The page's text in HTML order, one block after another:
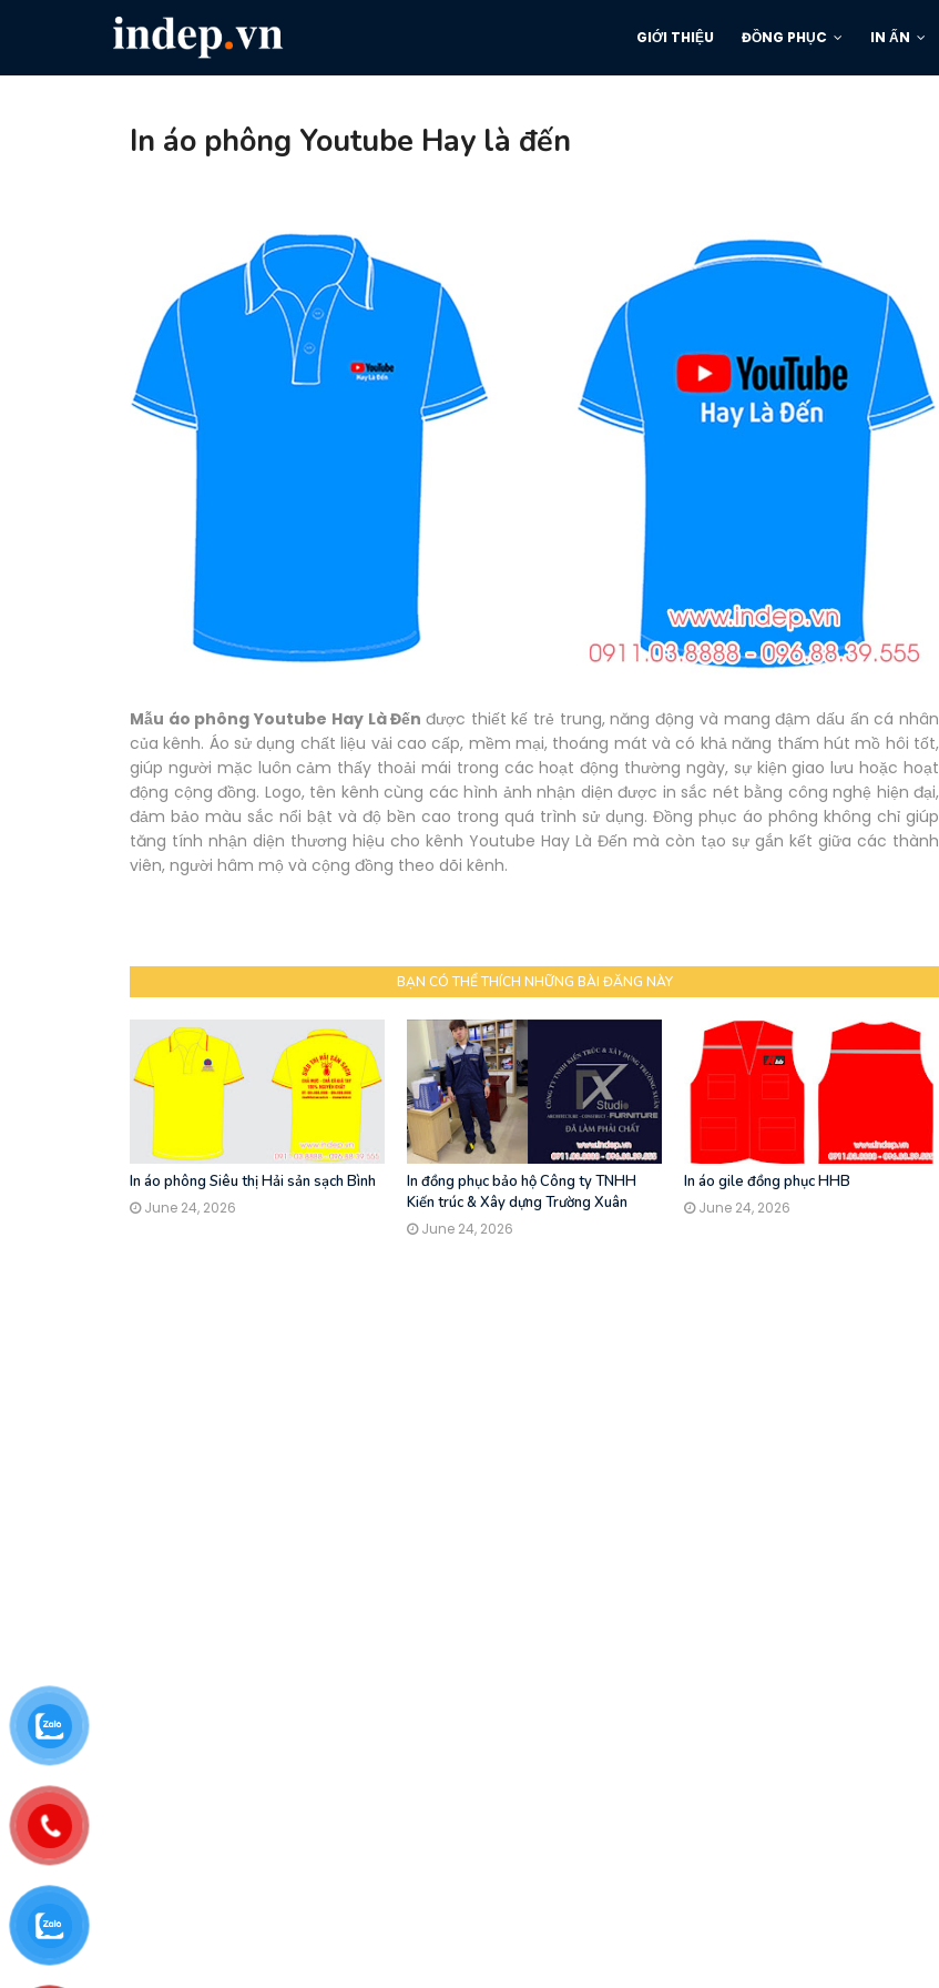
GIỚI THIỆU ĐỒNG PHỤC IN ẤN
In áo phông Youtube Hay là đến
Mẫu áo phông Youtube Hay Là Đến được thiết kế trẻ trung, năng động và mang đậm dấu ấn cá nhân
của kênh. Áo sử dụng chất liệu vải cao cấp, mềm mại, thoáng mát và có khả năng thấm hút mồ hôi tốt,
giúp người mặc luôn cảm thấy thoải mái trong các hoạt động thường ngày, sự kiện giao lưu hoặc hoạt
động cộng đồng. Logo, tên kênh cùng các hình ảnh nhận diện được in sắc nét bằng công nghệ hiện đại,
đảm bảo màu sắc nổi bật và độ bền cao trong quá trình sử dụng. Đồng phục áo phông không chỉ giúp
tăng tính nhận diện thương hiệu cho kênh Youtube Hay Là Đến mà còn tạo sự gắn kết giữa các thành
viên, người hâm mộ và cộng đồng theo dõi kênh.
BẠN CÓ THỂ THÍCH NHỮNG BÀI ĐĂNG NÀY
In áo phông Siêu thị Hải sản sạch Bình
June 24, 2026
In đồng phục bảo hộ Công ty TNHH
Kiến trúc & Xây dựng Trường Xuân
June 24, 2026
In áo gile đồng phục HHB
June 24, 2026